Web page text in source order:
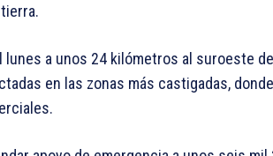
a unos 24 kilómetros al suroeste
en las zonas más castigadas,